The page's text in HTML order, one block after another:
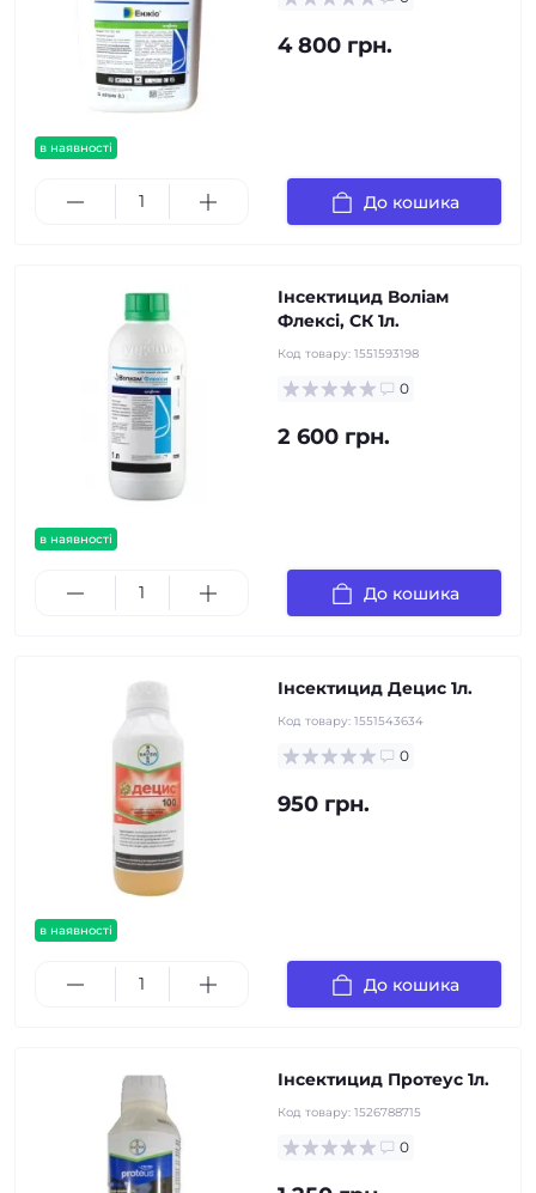
в наявності
4 800 грн.
До кошика
в наявності
Інсектицид Воліам
Флексі, СК 1л.
Код товару: 1551593198
0
2 600 грн.
До кошика
в наявності
Інсектицид Децис 1л.
Код товару: 1551543634
0
950 грн.
До кошика
Інсектицид Протеус 1л.
Код товару: 1526788715
0